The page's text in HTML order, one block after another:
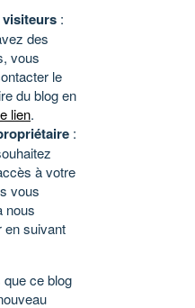
:
des
vous
le
du blog en
lien.
:
à votre
vous
nous
en suivant
ce blog